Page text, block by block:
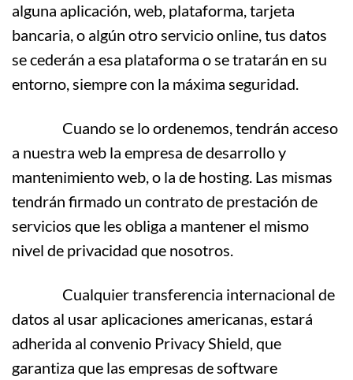
alguna aplicación, web, plataforma, tarjeta
bancaria, o algún otro servicio online, tus datos
se cederán a esa plataforma o se tratarán en su
entorno, siempre con la máxima seguridad.
Cuando se lo ordenemos, tendrán acceso
a nuestra web la empresa de desarrollo y
mantenimiento web, o la de hosting. Las mismas
tendrán firmado un contrato de prestación de
servicios que les obliga a mantener el mismo
nivel de privacidad que nosotros.
Cualquier transferencia internacional de
datos al usar aplicaciones americanas, estará
adherida al convenio Privacy Shield, que
garantiza que las empresas de software